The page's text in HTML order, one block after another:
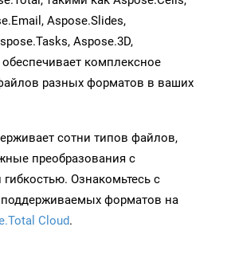
Aspose.Slides,
Aspose.3D,
комплексное
разных форматов в ваших
сотни типов файлов,
преобразования с
Ознакомьтесь с
форматов на
Cloud.